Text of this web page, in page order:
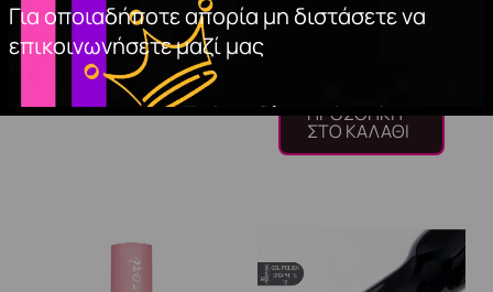
Για οποιαδήποτε απορία μη διστάσετε να
επικοινωνήσετε μαζί μας
ΠΡΟΣΘΉΚΗ
ΣΤΟ ΚΑΛΆΘΙ
BEIGE)
ΠΡΟΣΘΉΚΗ
ΣΤΟ ΚΑΛΆΘΙ